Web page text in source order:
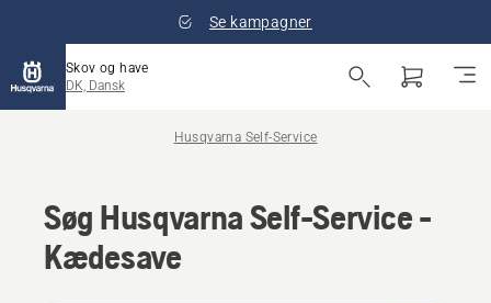
Se kampagner
Skov og have
DK, Dansk
Husqvarna Self-Service
Søg Husqvarna Self-Service -
Kædesave